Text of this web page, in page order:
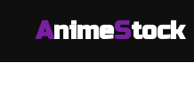
AnimeStock